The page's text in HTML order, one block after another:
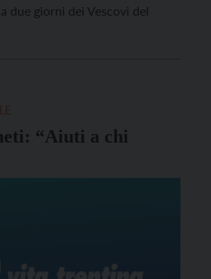
due giorni dei Vescovi del
“Aiuti a chi